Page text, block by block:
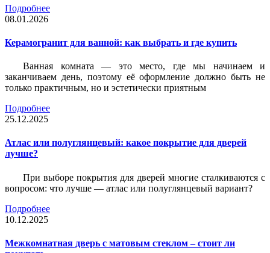
Подробнее
08.01.2026
Керамогранит для ванной: как выбрать и где купить
Ванная комната — это место, где мы начинаем и
заканчиваем день, поэтому её оформление должно быть не
только практичным, но и эстетически приятным
Подробнее
25.12.2025
Атлас или полуглянцевый: какое покрытие для дверей
лучше?
При выборе покрытия для дверей многие сталкиваются с
вопросом: что лучше — атлас или полуглянцевый вариант?
Подробнее
10.12.2025
Межкомнатная дверь с матовым стеклом – стоит ли